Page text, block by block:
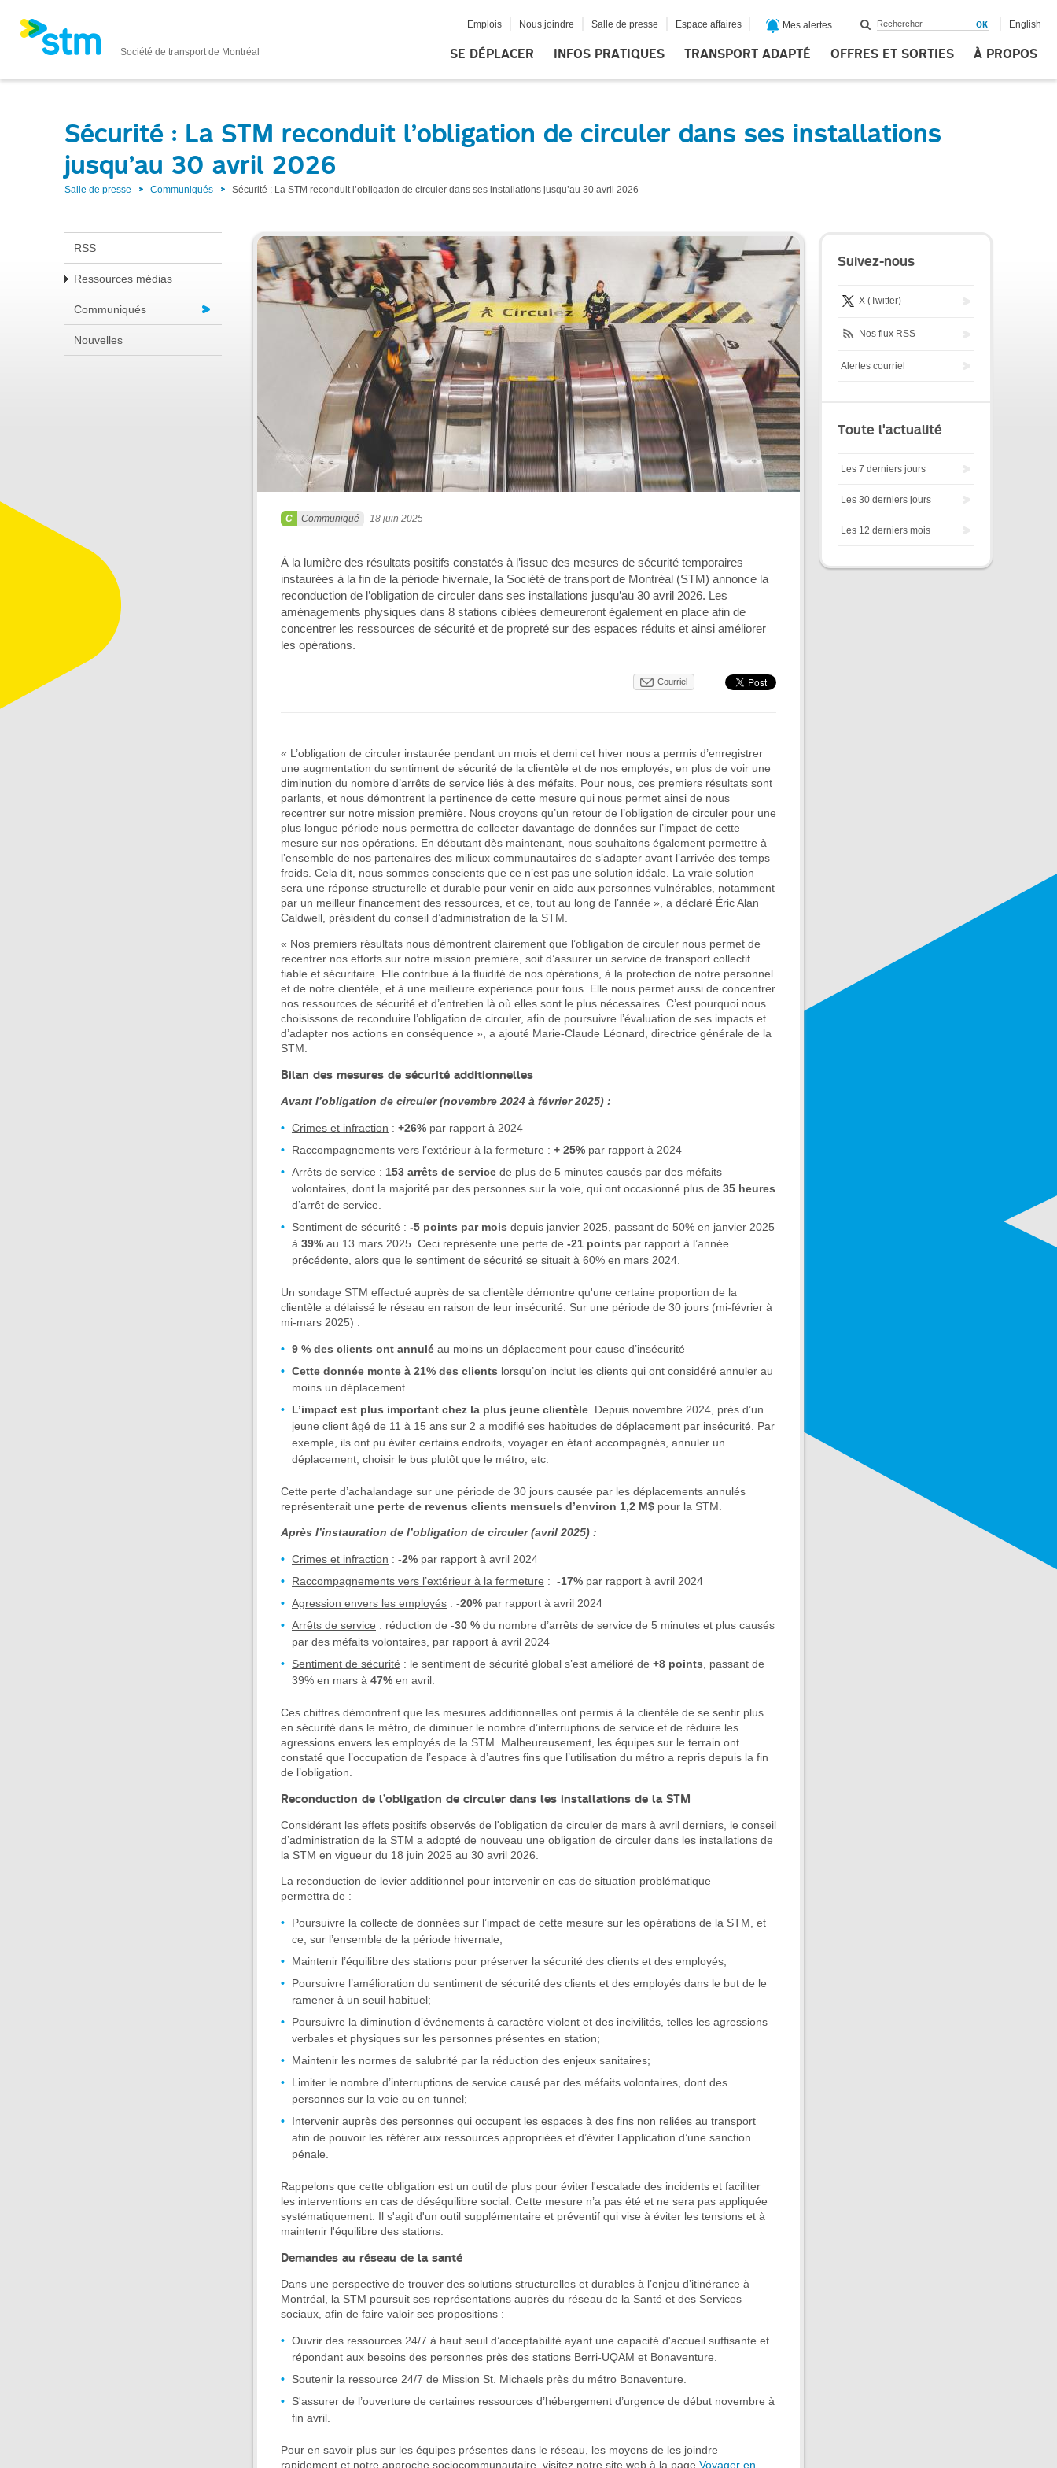
Société de transport de Montréal SE DÉPLACER INFOS PRATIQUES TRANSPORT ADAPTÉ OFFRES ET SORTIES À PROPOS
Emplois Nous joindre Salle de presse Espace affaires Mes alertes English
Sécurité : La STM reconduit l’obligation de circuler dans ses installations
jusqu’au 30 avril 2026
Salle de presse Communiqués Sécurité : La STM reconduit l’obligation de circuler dans ses installations jusqu’au 30 avril 2026
RSS
Ressources médias
Communiqués
Nouvelles
Communiqué 18 juin 2025
À la lumière des résultats positifs constatés à l’issue des mesures de sécurité temporaires
instaurées à la fin de la période hivernale, la Société de transport de Montréal (STM) annonce la
reconduction de l’obligation de circuler dans ses installations jusqu’au 30 avril 2026. Les
aménagements physiques dans 8 stations ciblées demeureront également en place afin de
concentrer les ressources de sécurité et de propreté sur des espaces réduits et ainsi améliorer
les opérations.
Courriel
« L’obligation de circuler instaurée pendant un mois et demi cet hiver nous a permis d’enregistrer
une augmentation du sentiment de sécurité de la clientèle et de nos employés, en plus de voir une
diminution du nombre d’arrêts de service liés à des méfaits. Pour nous, ces premiers résultats sont
parlants, et nous démontrent la pertinence de cette mesure qui nous permet ainsi de nous
recentrer sur notre mission première. Nous croyons qu’un retour de l’obligation de circuler pour une
plus longue période nous permettra de collecter davantage de données sur l’impact de cette
mesure sur nos opérations. En débutant dès maintenant, nous souhaitons également permettre à
l’ensemble de nos partenaires des milieux communautaires de s’adapter avant l’arrivée des temps
froids. Cela dit, nous sommes conscients que ce n’est pas une solution idéale. La vraie solution
sera une réponse structurelle et durable pour venir en aide aux personnes vulnérables, notamment
par un meilleur financement des ressources, et ce, tout au long de l’année », a déclaré Éric Alan
Caldwell, président du conseil d’administration de la STM.
« Nos premiers résultats nous démontrent clairement que l’obligation de circuler nous permet de
recentrer nos efforts sur notre mission première, soit d’assurer un service de transport collectif
fiable et sécuritaire. Elle contribue à la fluidité de nos opérations, à la protection de notre personnel
et de notre clientèle, et à une meilleure expérience pour tous. Elle nous permet aussi de concentrer
nos ressources de sécurité et d’entretien là où elles sont le plus nécessaires. C’est pourquoi nous
choisissons de reconduire l’obligation de circuler, afin de poursuivre l’évaluation de ses impacts et
d’adapter nos actions en conséquence », a ajouté Marie-Claude Léonard, directrice générale de la
STM.
Bilan des mesures de sécurité additionnelles
Avant l’obligation de circuler (novembre 2024 à février 2025) :
Crimes et infraction : +26% par rapport à 2024
Raccompagnements vers l’extérieur à la fermeture : + 25% par rapport à 2024
Arrêts de service : 153 arrêts de service de plus de 5 minutes causés par des méfaits
volontaires, dont la majorité par des personnes sur la voie, qui ont occasionné plus de 35 heures
d’arrêt de service.
Sentiment de sécurité : -5 points par mois depuis janvier 2025, passant de 50% en janvier 2025
à 39% au 13 mars 2025. Ceci représente une perte de -21 points par rapport à l’année
précédente, alors que le sentiment de sécurité se situait à 60% en mars 2024.
Un sondage STM effectué auprès de sa clientèle démontre qu'une certaine proportion de la
clientèle a délaissé le réseau en raison de leur insécurité. Sur une période de 30 jours (mi-février à
mi-mars 2025) :
9 % des clients ont annulé au moins un déplacement pour cause d’insécurité
Cette donnée monte à 21% des clients lorsqu’on inclut les clients qui ont considéré annuler au
moins un déplacement.
L’impact est plus important chez la plus jeune clientèle . Depuis novembre 2024, près d’un
jeune client âgé de 11 à 15 ans sur 2 a modifié ses habitudes de déplacement par insécurité. Par
exemple, ils ont pu éviter certains endroits, voyager en étant accompagnés, annuler un
déplacement, choisir le bus plutôt que le métro, etc.
Cette perte d’achalandage sur une période de 30 jours causée par les déplacements annulés
représenterait une perte de revenus clients mensuels d’environ 1,2 M$ pour la STM.
Après l’instauration de l’obligation de circuler (avril 2025) :
Crimes et infraction : -2% par rapport à avril 2024
Raccompagnements vers l’extérieur à la fermeture : -17% par rapport à avril 2024
Agression envers les employés : -20% par rapport à avril 2024
Arrêts de service : réduction de -30 % du nombre d’arrêts de service de 5 minutes et plus causés
par des méfaits volontaires, par rapport à avril 2024
Sentiment de sécurité : le sentiment de sécurité global s’est amélioré de +8 points , passant de
39% en mars à 47% en avril.
Ces chiffres démontrent que les mesures additionnelles ont permis à la clientèle de se sentir plus
en sécurité dans le métro, de diminuer le nombre d’interruptions de service et de réduire les
agressions envers les employés de la STM. Malheureusement, les équipes sur le terrain ont
constaté que l’occupation de l’espace à d’autres fins que l’utilisation du métro a repris depuis la fin
de l’obligation.
Reconduction de l’obligation de circuler dans les installations de la STM
Considérant les effets positifs observés de l'obligation de circuler de mars à avril derniers, le conseil
d’administration de la STM a adopté de nouveau une obligation de circuler dans les installations de
la STM en vigueur du 18 juin 2025 au 30 avril 2026.
La reconduction de levier additionnel pour intervenir en cas de situation problématique
permettra de :
Poursuivre la collecte de données sur l’impact de cette mesure sur les opérations de la STM, et
ce, sur l’ensemble de la période hivernale;
Maintenir l’équilibre des stations pour préserver la sécurité des clients et des employés;
Poursuivre l’amélioration du sentiment de sécurité des clients et des employés dans le but de le
ramener à un seuil habituel;
Poursuivre la diminution d’événements à caractère violent et des incivilités, telles les agressions
verbales et physiques sur les personnes présentes en station;
Maintenir les normes de salubrité par la réduction des enjeux sanitaires;
Limiter le nombre d’interruptions de service causé par des méfaits volontaires, dont des
personnes sur la voie ou en tunnel;
Intervenir auprès des personnes qui occupent les espaces à des fins non reliées au transport
afin de pouvoir les référer aux ressources appropriées et d’éviter l’application d’une sanction
pénale.
Rappelons que cette obligation est un outil de plus pour éviter l'escalade des incidents et faciliter
les interventions en cas de déséquilibre social. Cette mesure n’a pas été et ne sera pas appliquée
systématiquement. Il s'agit d'un outil supplémentaire et préventif qui vise à éviter les tensions et à
maintenir l'équilibre des stations.
Demandes au réseau de la santé
Dans une perspective de trouver des solutions structurelles et durables à l’enjeu d’itinérance à
Montréal, la STM poursuit ses représentations auprès du réseau de la Santé et des Services
sociaux, afin de faire valoir ses propositions :
Ouvrir des ressources 24/7 à haut seuil d’acceptabilité ayant une capacité d'accueil suffisante et
répondant aux besoins des personnes près des stations Berri-UQAM et Bonaventure.
Soutenir la ressource 24/7 de Mission St. Michaels près du métro Bonaventure.
S'assurer de l’ouverture de certaines ressources d’hébergement d’urgence de début novembre à
fin avril.
Pour en savoir plus sur les équipes présentes dans le réseau, les moyens de les joindre
rapidement et notre approche sociocommunautaire, visitez notre site web à la page Voyager en
Suivez-nous
X (Twitter)
Nos flux RSS
Alertes courriel
Toute l'actualité
Les 7 derniers jours
Les 30 derniers jours
Les 12 derniers mois